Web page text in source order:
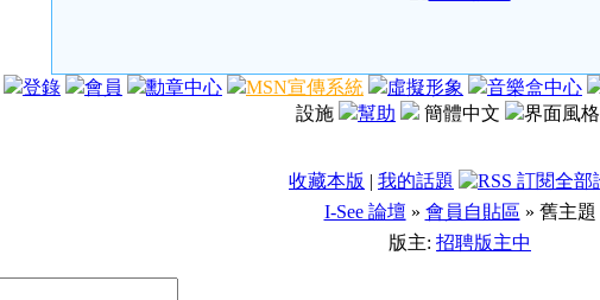
登錄 會員 勳章中心 MSN宣傳系統 虛擬形象 音樂盒中心
設施
幫助 簡體中文 界面風格
收藏本版 | 我的話題
I-See 論壇 » 會員自貼區 » 舊主題
版主: 招聘版主中